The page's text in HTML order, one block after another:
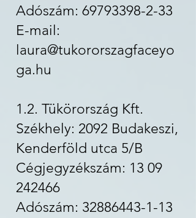
Adószám: 69793398-2-33
E-mail:
laura@tukororszagfaceyo
ga.hu
1.2. Tükörország Kft.
Székhely: 2092 Budakeszi,
Kenderföld utca 5/B
Cégjegyzékszám: 13 09
242466
Adószám: 32886443-1-13